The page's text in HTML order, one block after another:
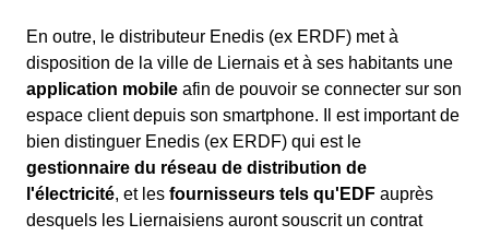
En outre, le distributeur Enedis (ex ERDF) met à
disposition de la ville de Liernais et à ses habitants une
application mobile afin de pouvoir se connecter sur son
espace client depuis son smartphone. Il est important de
bien distinguer Enedis (ex ERDF) qui est le
gestionnaire du réseau de distribution de
l'électricité, et les fournisseurs tels qu'EDF auprès
desquels les Liernaisiens auront souscrit un contrat